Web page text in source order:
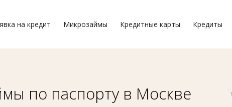
на кредит Микрозаймы Кредитные карты Кредиты
по паспорту в Москве